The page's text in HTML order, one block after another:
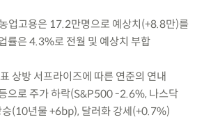
업고용은 17.2만명으로 예상치(+8.8만)를
률은 4.3%로 전월 및 예상치 부합
상방 서프라이즈에 따른 연준의 연내
으로 주가 하락(S&P500 -2.6%, 나스닥
(10년물 +6bp), 달러화 강세(+0.7%)